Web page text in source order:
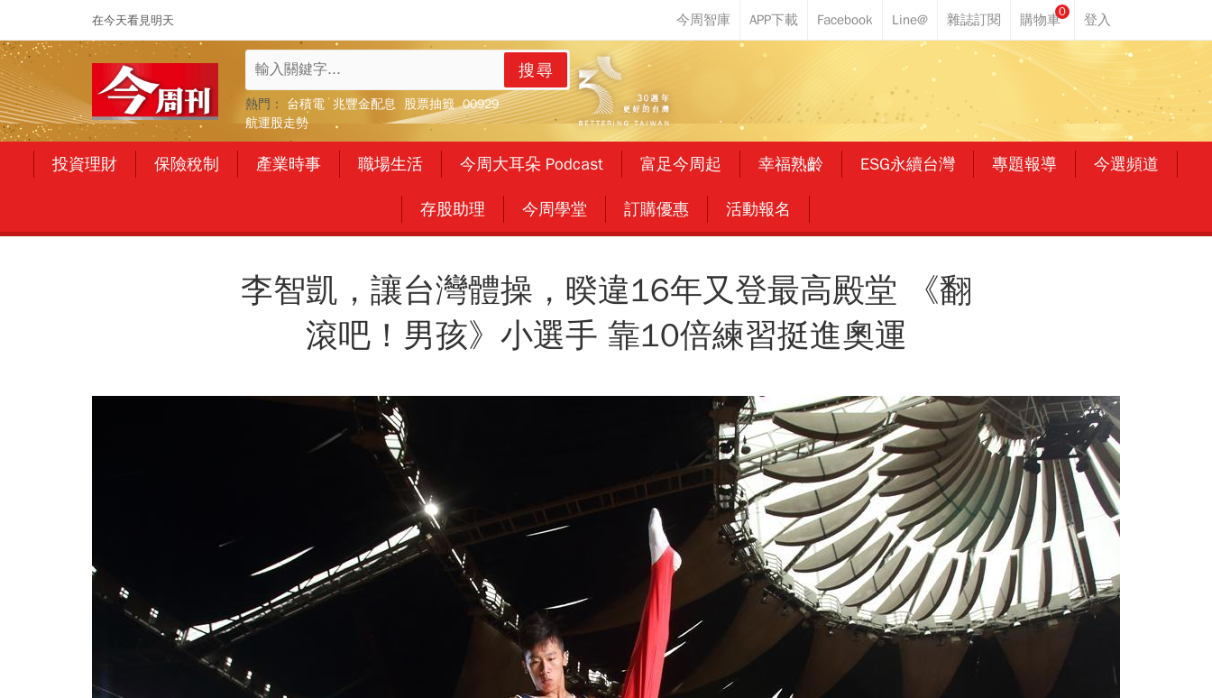
在今天看見明天
0
搜尋
熱門： 台積電 兆豐金配息 股票抽籤 00929
航運股走勢
投資理財 保險稅制 產業時事 職場生活 今周大耳朵 Podcast 富足今周起 幸福熟齡 ESG永續台灣 專題報導 今選頻道
存股助理 今周學堂 訂購優惠 活動報名
李智凱，讓台灣體操，暌違16年又登最高殿堂 《翻
滾吧！男孩》小選手 靠10倍練習挺進奧運